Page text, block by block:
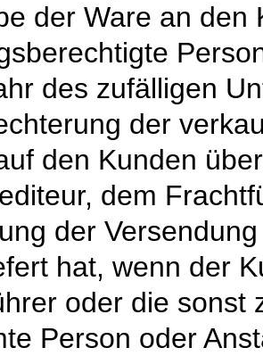
der Ware an den
des zufälligen
der
den Kunden
dem
der
hat, wenn der
oder die sonst
Person oder